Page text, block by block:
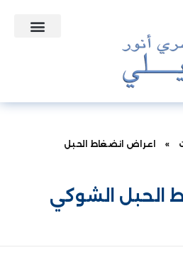
»
اعراض انضغاط الحبل
الحبل الشوكي